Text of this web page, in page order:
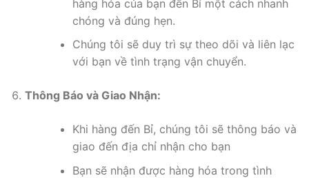
hàng hóa của bạn đến Bỉ một cách nhanh
chóng và đúng hẹn.
Chúng tôi sẽ duy trì sự theo dõi và liên lạc
với bạn về tình trạng vận chuyển.
Thông Báo và Giao Nhận:
Khi hàng đến Bỉ, chúng tôi sẽ thông báo và
giao đến địa chỉ nhận cho bạn
Bạn sẽ nhận được hàng hóa trong tình